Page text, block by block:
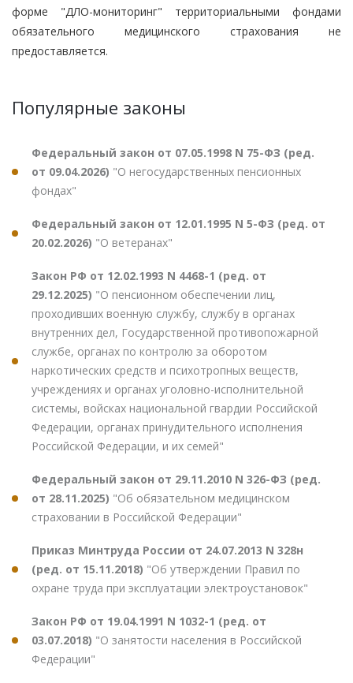
форме "ДЛО-мониторинг" территориальными фондами
обязательного медицинского страхования не
предоставляется.
Популярные законы
Федеральный закон от 07.05.1998 N 75-ФЗ (ред.
от 09.04.2026) "О негосударственных пенсионных
фондах"
Федеральный закон от 12.01.1995 N 5-ФЗ (ред. от
20.02.2026) "О ветеранах"
Закон РФ от 12.02.1993 N 4468-1 (ред. от
29.12.2025) "О пенсионном обеспечении лиц,
проходивших военную службу, службу в органах
внутренних дел, Государственной противопожарной
службе, органах по контролю за оборотом
наркотических средств и психотропных веществ,
учреждениях и органах уголовно-исполнительной
системы, войсках национальной гвардии Российской
Федерации, органах принудительного исполнения
Российской Федерации, и их семей"
Федеральный закон от 29.11.2010 N 326-ФЗ (ред.
от 28.11.2025) "Об обязательном медицинском
страховании в Российской Федерации"
Приказ Минтруда России от 24.07.2013 N 328н
(ред. от 15.11.2018) "Об утверждении Правил по
охране труда при эксплуатации электроустановок"
Закон РФ от 19.04.1991 N 1032-1 (ред. от
03.07.2018) "О занятости населения в Российской
Федерации"